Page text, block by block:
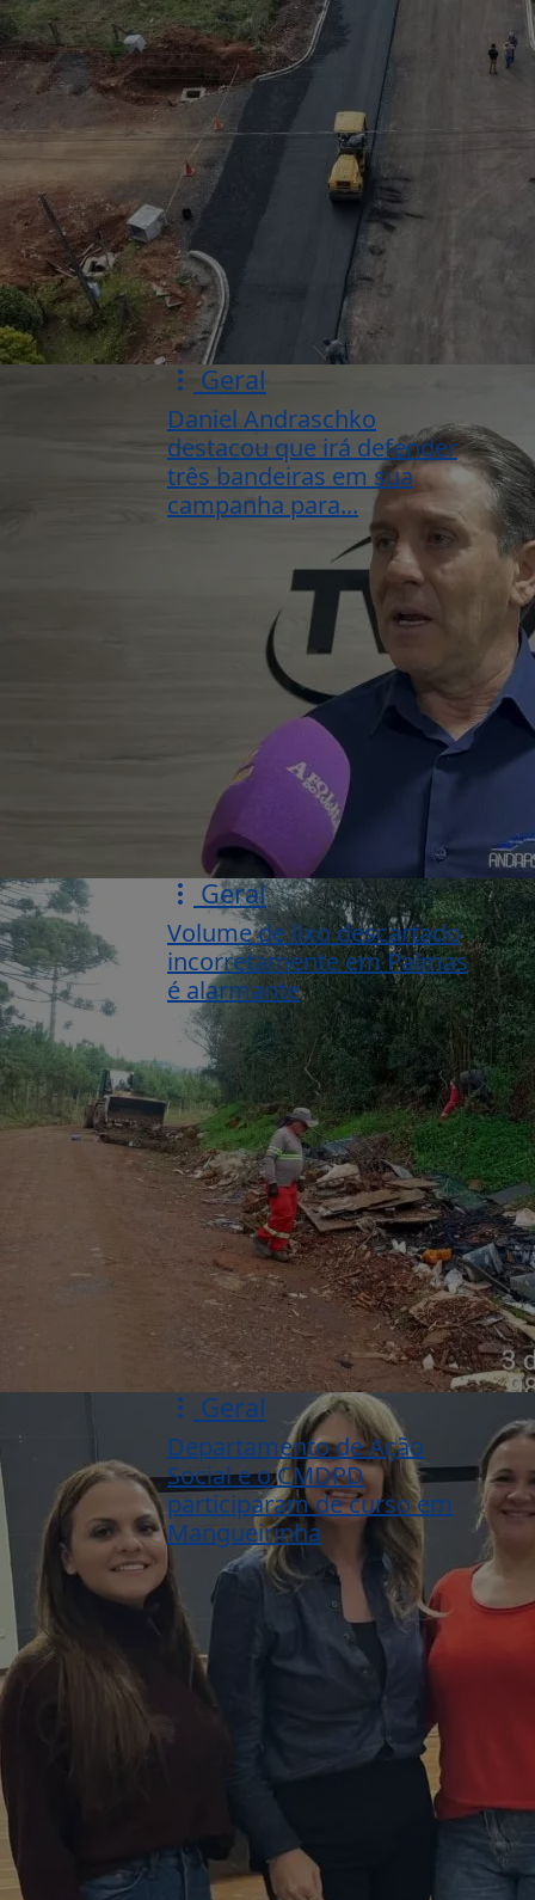
Geral
Daniel Andraschko
destacou que irá defender
três bandeiras em sua
campanha para...
Geral
Volume de lixo descartado
incorretamente em Palmas
é alarmante
Geral
Departamento de Ação
Social e o CMDPD
participaram de curso em
Mangueirinha